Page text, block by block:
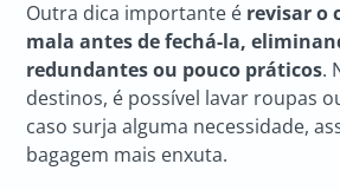
Outra dica importante é revisar o
mala antes de fechá-la,
redundantes ou pouco práticos.
destinos, é possível lavar roupas
caso surja alguma necessidade,
bagagem mais enxuta.